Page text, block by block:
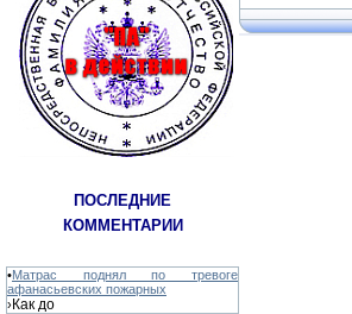
ПОСЛЕДНИЕ
КОММЕНТАРИИ
•Матрас поднял по тревоге
афанасьевских пожарных
›Как до